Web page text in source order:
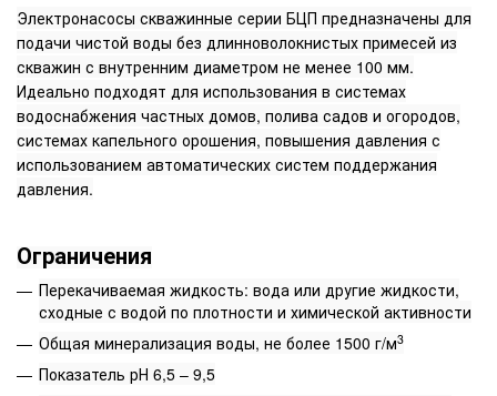
Электронасосы скважинные серии БЦП предназначены для
подачи чистой воды без длинноволокнистых примесей из
скважин с внутренним диаметром не менее 100 мм.
Идеально подходят для использования в системах
водоснабжения частных домов, полива садов и огородов,
системах капельного орошения, повышения давления с
использованием автоматических систем поддержания
давления.
Ограничения
Перекачиваемая жидкость: вода или другие жидкости,
сходные с водой по плотности и химической активности
Общая минерализация воды, не более 1500 г/м3
Показатель рН 6,5 – 9,5